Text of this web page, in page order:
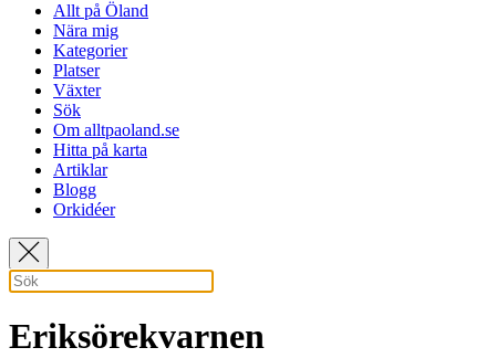
Allt på Öland
Nära mig
Kategorier
Platser
Växter
Sök
Om alltpaoland.se
Hitta på karta
Artiklar
Blogg
Orkidéer
Eriksörekvarnen